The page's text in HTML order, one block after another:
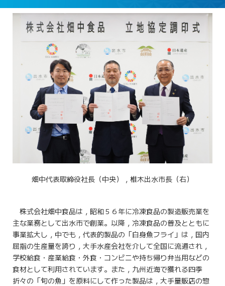
畑中代表取締役社長（中央），椎木出水市長（右）
株式会社畑中食品は，昭和５６年に冷凍食品の製造販売業を
主な業務として出水市で創業。以降，冷凍食品の普及とともに
事業拡大し，中でも，代表的製品の「白身魚フライ」は，国内
屈指の生産量を誇り，大手水産会社を介して全国に流通され，
学校給食・産業給食・外食・コンビニや持ち帰り弁当用などの
食材として利用されています。また，九州近海で獲れる四季
折々の「旬の魚」を原料にして作った製品は，大手量販店の惣